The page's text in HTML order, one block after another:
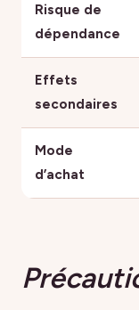
Risque de
dépendance
Effets
secondaires
Mode
d’achat